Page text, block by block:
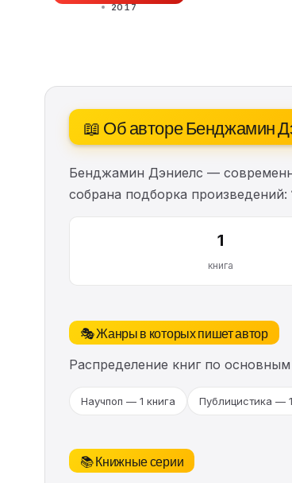
2017
📖 Об авторе Бенджамин
Бенджамин Дэниелс —
собрана подборка произведений:
1
книга
🎭 Жанры в которых пишет автор
Распределение книг по
Научпоп — 1 книга Публицистика —
📚 Книжные серии